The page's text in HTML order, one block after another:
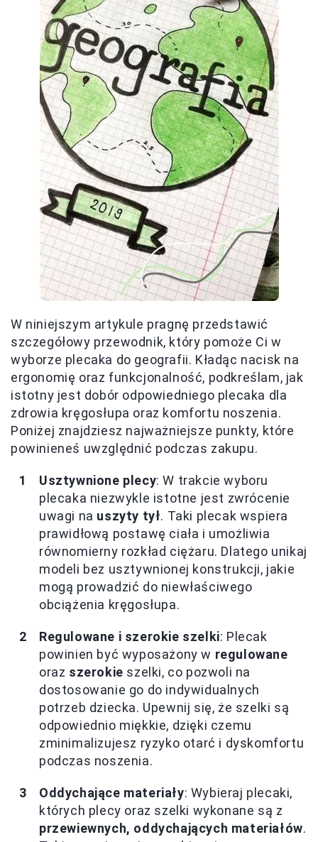
W niniejszym artykule pragnę przedstawić
szczegółowy przewodnik, który pomoże Ci w
wyborze plecaka do geografii. Kładąc nacisk na
ergonomię oraz funkcjonalność, podkreślam, jak
istotny jest dobór odpowiedniego plecaka dla
zdrowia kręgosłupa oraz komfortu noszenia.
Poniżej znajdziesz najważniejsze punkty, które
powinieneś uwzględnić podczas zakupu.
Usztywnione plecy: W trakcie wyboru
plecaka niezwykle istotne jest zwrócenie
uwagi na uszyty tył. Taki plecak wspiera
prawidłową postawę ciała i umożliwia
równomierny rozkład ciężaru. Dlatego unikaj
modeli bez usztywnionej konstrukcji, jakie
mogą prowadzić do niewłaściwego
obciążenia kręgosłupa.
Regulowane i szerokie szelki: Plecak
powinien być wyposażony w regulowane
oraz szerokie szelki, co pozwoli na
dostosowanie go do indywidualnych
potrzeb dziecka. Upewnij się, że szelki są
odpowiednio miękkie, dzięki czemu
zminimalizujesz ryzyko otarć i dyskomfortu
podczas noszenia.
Oddychające materiały: Wybieraj plecaki,
których plecy oraz szelki wykonane są z
przewiewnych, oddychających materiałów.